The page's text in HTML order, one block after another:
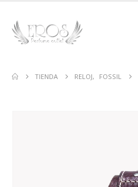
TIENDA RELOJ, FOSSIL